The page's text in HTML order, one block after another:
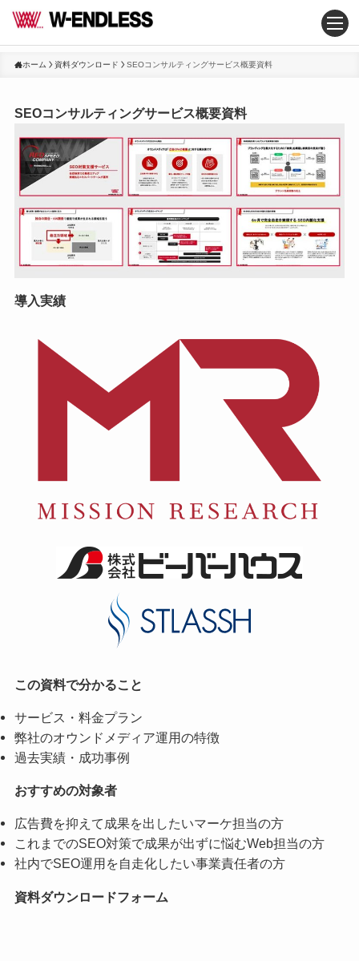
ホーム 資料ダウンロード SEOコンサルティングサービス概要資料
SEOコンサルティングサービス概要資料
導入実績
この資料で分かること
サービス・料金プラン
弊社のオウンドメディア運用の特徴
過去実績・成功事例
おすすめの対象者
広告費を抑えて成果を出したいマーケ担当の方
これまでのSEO対策で成果が出ずに悩むWeb担当の方
社内でSEO運用を自走化したい事業責任者の方
資料ダウンロードフォーム